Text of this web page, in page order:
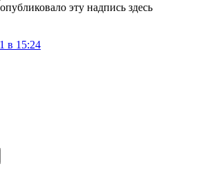
эту надпись здесь
в 15:24